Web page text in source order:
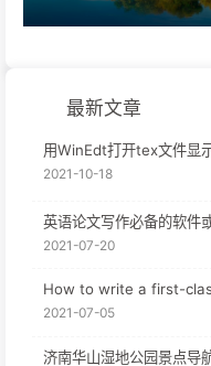
最新文章
用WinEdt打开tex文件显
2021-10-18
英语论文写作必备的软件
2021-07-20
How to write a first-
2021-07-05
济南华山湿地公园景点导